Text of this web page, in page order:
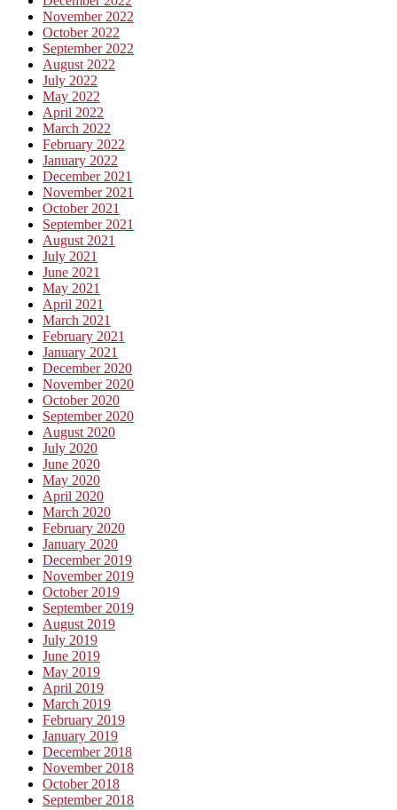
November 2022
October 2022
September 2022
August 2022
July 2022
May 2022
April 2022
March 2022
February 2022
January 2022
December 2021
November 2021
October 2021
September 2021
August 2021
July 2021
June 2021
May 2021
April 2021
March 2021
February 2021
January 2021
December 2020
November 2020
October 2020
September 2020
August 2020
July 2020
June 2020
May 2020
April 2020
March 2020
February 2020
January 2020
December 2019
November 2019
October 2019
September 2019
August 2019
July 2019
June 2019
May 2019
April 2019
March 2019
February 2019
January 2019
December 2018
November 2018
October 2018
September 2018